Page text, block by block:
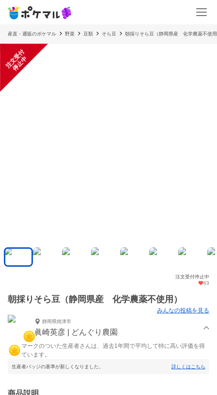
産直・通販のポケマル 野菜 豆類 そら豆 朝採りそら豆（静岡県産 化学農薬不使
注
文
受
付
停
止
中
注文受付停止中
63
朝採りそら豆（静岡県産 化学農薬不使用）
みんなの投稿を見る
静岡県焼津市
眞崎英彦 | どんぐり農園
マークのついた生産者さんは、過去1年間で平均して特に高い評価を得
ています。
生産者バッジの基準が新しくなりました。 詳しくはこちら